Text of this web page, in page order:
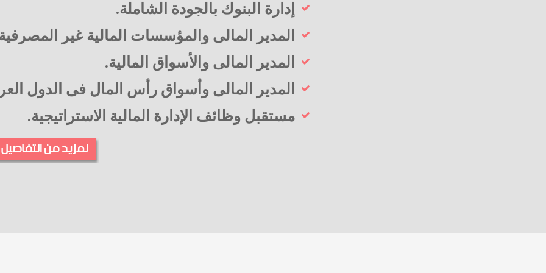
إدارة البنوك بالجودة الشاملة.
المدير المالى والمؤسسات المالية غير
المدير المالى والأسواق المالية.
المدير المالى وأسواق رأس المال فى الدول
مستقبل وظائف الإدارة المالية الاستراتيجية.